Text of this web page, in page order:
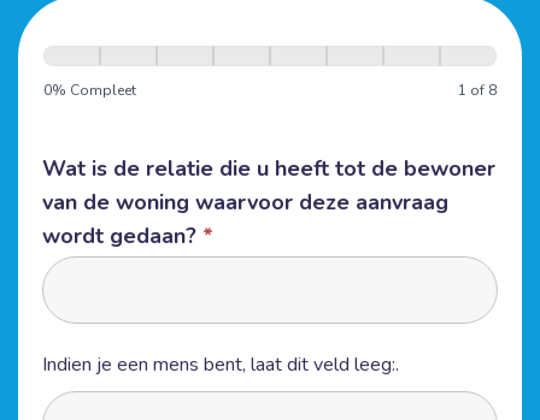
Vervuilde
woning
intake
0% Compleet 1 of 8
Wat is de relatie die u heeft tot de bewoner
van de woning waarvoor deze aanvraag
wordt gedaan? *
Indien je een mens bent, laat dit veld leeg:.